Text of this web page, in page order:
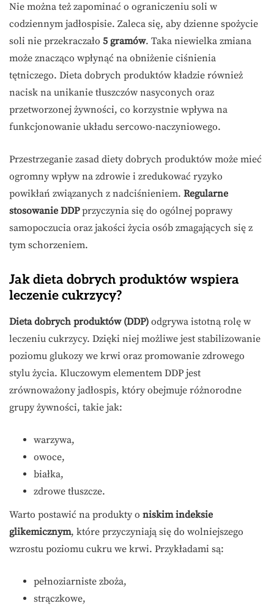
Nie można też zapominać o ograniczeniu soli w
codziennym jadłospisie. Zaleca się, aby dzienne spożycie
soli nie przekraczało 5 gramów. Taka niewielka zmiana
może znacząco wpłynąć na obniżenie ciśnienia
tętniczego. Dieta dobrych produktów kładzie również
nacisk na unikanie tłuszczów nasyconych oraz
przetworzonej żywności, co korzystnie wpływa na
funkcjonowanie układu sercowo-naczyniowego.
Przestrzeganie zasad diety dobrych produktów może mieć
ogromny wpływ na zdrowie i zredukować ryzyko
powikłań związanych z nadciśnieniem. Regularne
stosowanie DDPprzyczynia się do ogólnej poprawy
samopoczucia oraz jakości życia osób zmagających się z
tym schorzeniem.
Jak dieta dobrych produktów wspiera
leczenie cukrzycy?
Dieta dobrych produktów (DDP) odgrywa istotną rolę w
leczeniu cukrzycy. Dzięki niej możliwe jest stabilizowanie
poziomu glukozy we krwi oraz promowanie zdrowego
stylu życia. Kluczowym elementem DDP jest
zrównoważony jadłospis, który obejmuje różnorodne
grupy żywności, takie jak:
warzywa,
owoce,
białka,
zdrowe tłuszcze.
Warto postawić na produkty o niskim indeksie
glikemicznym, które przyczyniają się do wolniejszego
wzrostu poziomu cukru we krwi. Przykładami są:
pełnoziarniste zboża,
strączkowe,